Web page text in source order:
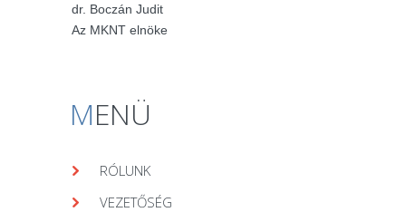
dr. Boczán Judit
Az MKNT elnöke
MENÜ
RÓLUNK
VEZETŐSÉG